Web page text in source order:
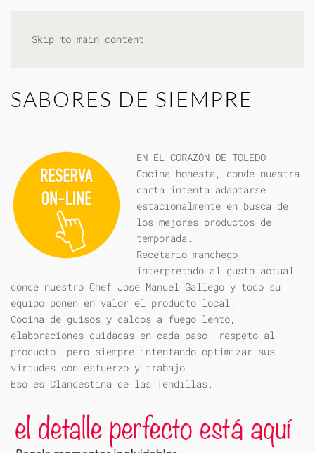
Skip to main content
SABORES DE SIEMPRE
EN EL CORAZÓN DE TOLEDO
Cocina honesta, donde nuestra
carta intenta adaptarse
estacionalmente en busca de
los mejores productos de
temporada.
Recetario manchego,
interpretado al gusto actual
donde nuestro Chef Jose Manuel Gallego y todo su
equipo ponen en valor el producto local.
Cocina de guisos y caldos a fuego lento,
elaboraciones cuidadas en cada paso, respeto al
producto, pero siempre intentando optimizar sus
virtudes con esfuerzo y trabajo.
Eso es Clandestina de las Tendillas.